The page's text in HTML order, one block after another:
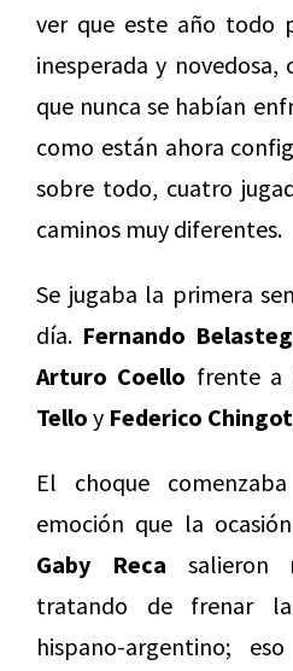
ver que este año todo
inesperada y novedosa,
que nunca se habían
como están ahora
sobre todo, cuatro
caminos muy diferentes.
Se jugaba la primera
día. Fernando
Arturo Coello frente a
Tello y Federico
El choque
emoción que la
Gaby Reca salieron
tratando de frenar
hispano-argentino;